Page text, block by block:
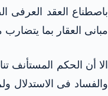
باصطناع العقد العرفى
مبانى العقار بما
الا أن الحكم المستأنف
والفساد فى الاستدلال